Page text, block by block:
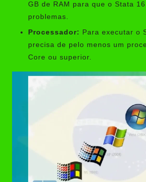
GB de RAM para que o Stata
problemas.
Processador: Para executar o
precisa de pelo menos um
Core ou superior.